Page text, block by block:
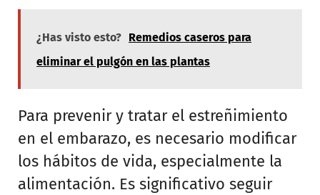
¿Has visto esto? Remedios caseros para
eliminar el pulgón en las plantas
Para prevenir y tratar el estreñimiento
en el embarazo, es necesario modificar
los hábitos de vida, especialmente la
alimentación. Es significativo seguir